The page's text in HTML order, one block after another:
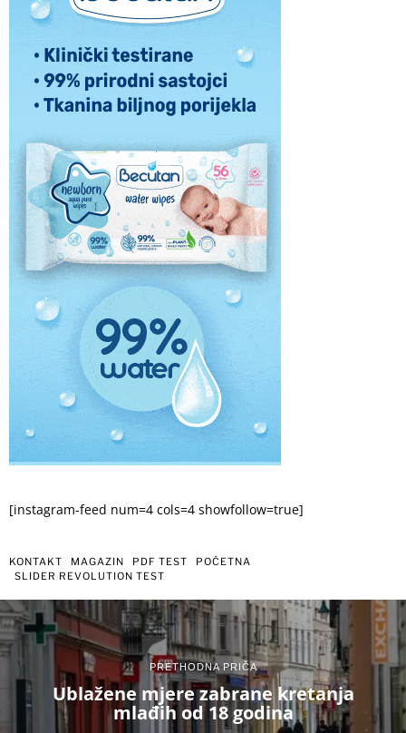
[instagram-feed num=4 cols=4 showfollow=true]
KONTAKT MAGAZIN PDF TEST
POČETNA
SLIDER REVOLUTION TEST
PRETHODNA PRIČA
Ublažene mjere zabrane kretanja
mlađih od 18 godina